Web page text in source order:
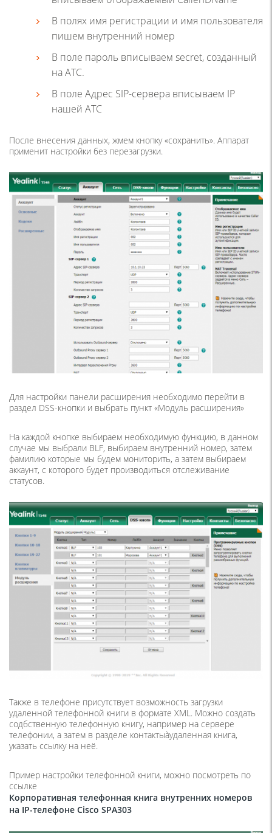
В полях имя регистрации и имя пользователя
пишем внутренний номер
В поле пароль вписываем secret, созданный
на АТС.
В поле Адрес SIP-сервера вписываем IP
нашей АТС
После внесения данных, жмем кнопку «сохранить». Аппарат
применит настройки без перезагрузки.
Для настройки панели расширения необходимо перейти в
раздел DSS-кнопки и выбрать пункт «Модуль расширения»
На каждой кнопке выбираем необходимую функцию, в данном
случае мы выбрали BLF, выбираем внутренний номер, затем
фамилию которые мы будем мониторить, а затем выбираем
аккаунт, с которого будет производиться отслеживание
статусов.
Также в телефоне присутствует возможность загрузки
удаленной телефонной книги в формате XML. Можно создать
содбственную телефонную книгу, например на сервере
телефонии, а затем в разделе контактыàудаленная книга,
указать ссылку на неё.
Пример настройки телефонной книги, можно посмотреть по
ссылке
Корпоративная телефонная книга внутренних номеров
на IP-телефоне Cisco SPA303